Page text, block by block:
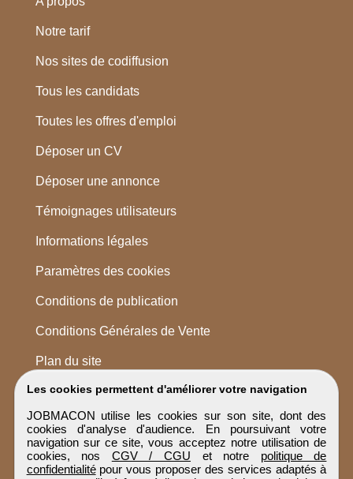
Les cookies permettent d'améliorer votre navigation
JOBMACON utilise les cookies sur son site, dont des
cookies d'analyse d'audience. En poursuivant votre
navigation sur ce site, vous acceptez notre utilisation de
cookies, nos CGV / CGU et notre politique de
confidentialitépour vous proposer des services adaptés à
Notre tarif
Nos sites de codiffusion
Tous les candidats
Toutes les offres d'emploi
Déposer un CV
Déposer une annonce
Témoignages utilisateurs
Informations légales
Paramètres des cookies
Conditions de publication
Conditions Générales de Vente
Plan du site